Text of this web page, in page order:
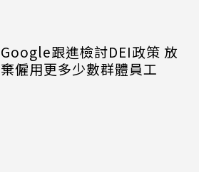
Google跟進檢討DEI政策 放
棄僱用更多少數群體員工